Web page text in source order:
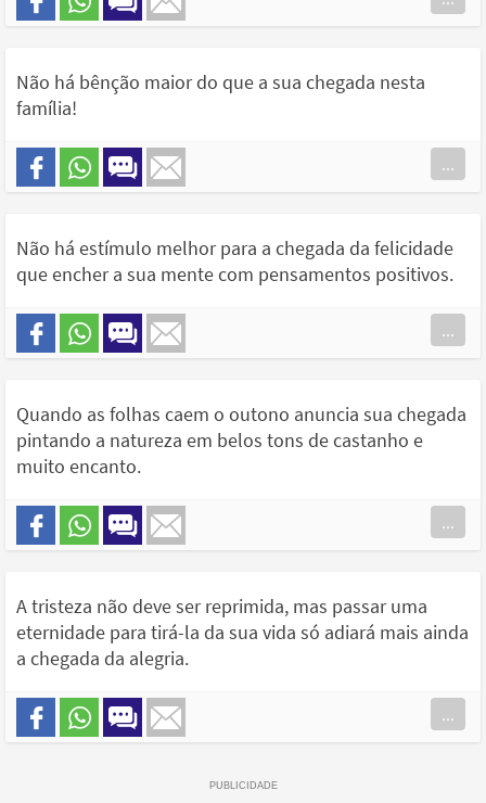
Não há bênção maior do que a sua chegada nesta
família!
...
Não há estímulo melhor para a chegada da felicidade
que encher a sua mente com pensamentos positivos.
...
Quando as folhas caem o outono anuncia sua chegada
pintando a natureza em belos tons de castanho e
muito encanto.
...
A tristeza não deve ser reprimida, mas passar uma
eternidade para tirá-la da sua vida só adiará mais ainda
a chegada da alegria.
...